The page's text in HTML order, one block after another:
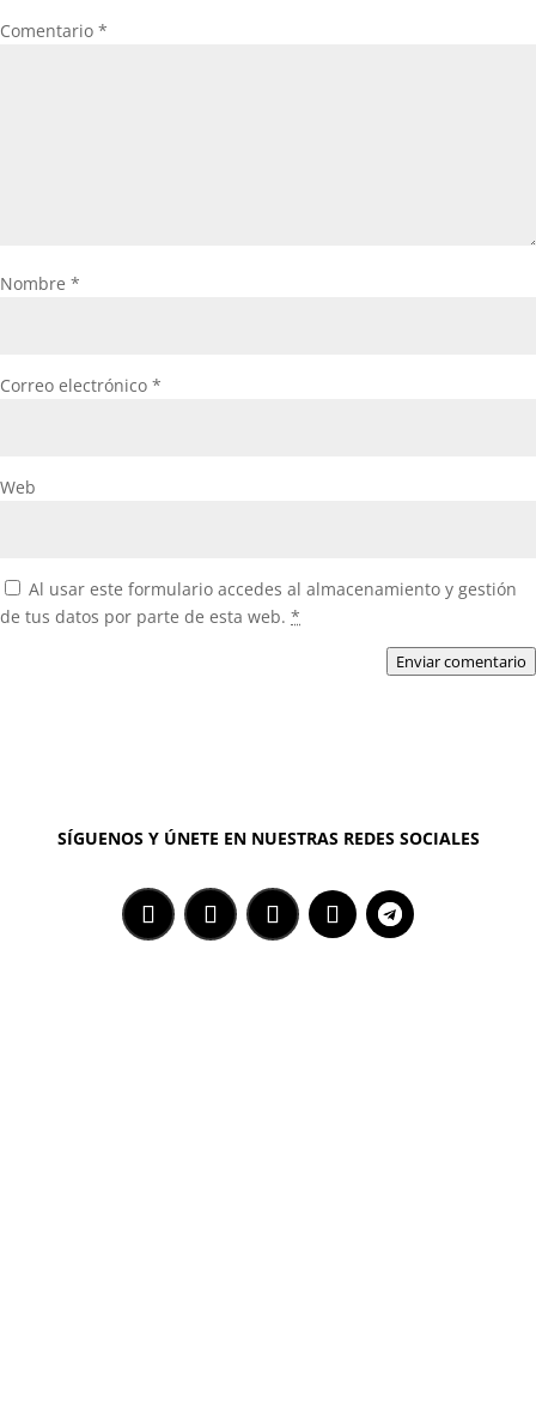
Comentario *
Nombre *
Correo electrónico *
Web
Al usar este formulario accedes al almacenamiento y gestión
de tus datos por parte de esta web. *
Enviar comentario
SÍGUENOS Y ÚNETE EN NUESTRAS REDES SOCIALES